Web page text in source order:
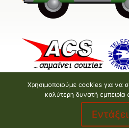
Χρησιμοποιούμε cookies για να
καλύτερη δυνατή εμπειρία
Εντάξει